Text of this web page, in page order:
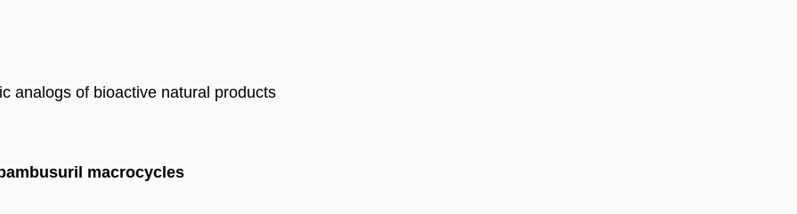
analogs of bioactive natural products
macrocycles